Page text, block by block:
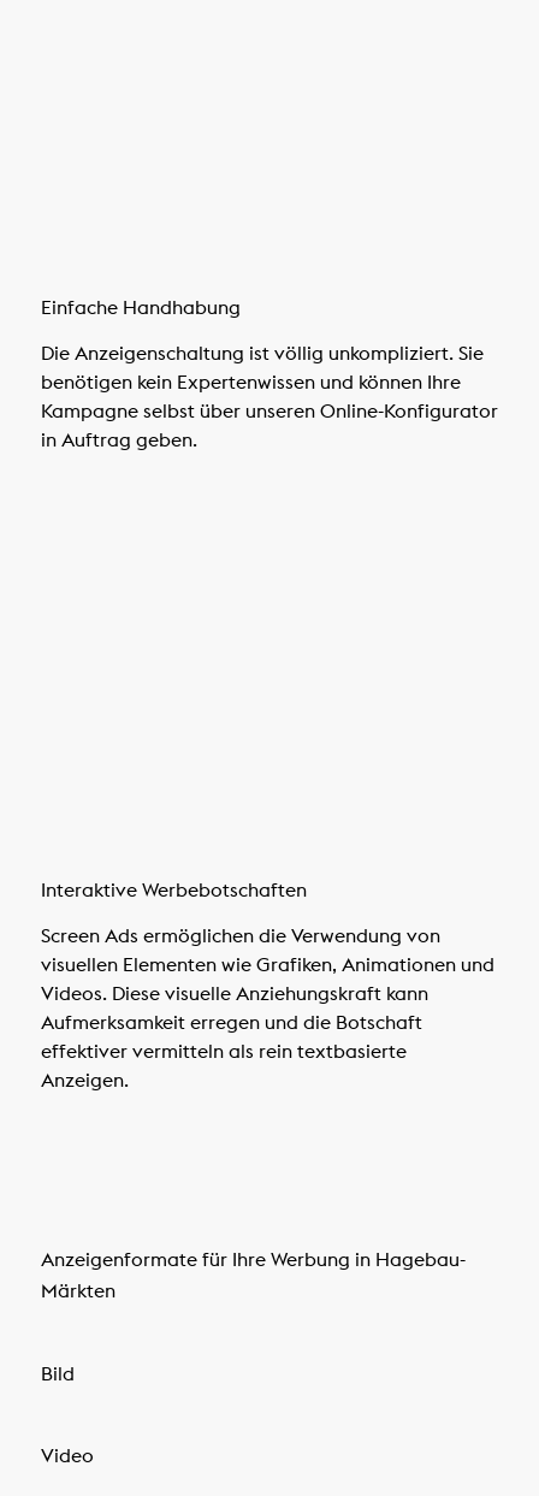
Einfache Handhabung
Die Anzeigenschaltung ist völlig unkompliziert. Sie
benötigen kein Expertenwissen und können Ihre
Kampagne selbst über unseren Online-Konfigurator
in Auftrag geben.
Interaktive Werbebotschaften
Screen Ads ermöglichen die Verwendung von
visuellen Elementen wie Grafiken, Animationen und
Videos. Diese visuelle Anziehungskraft kann
Aufmerksamkeit erregen und die Botschaft
effektiver vermitteln als rein textbasierte
Anzeigen.
Anzeigenformate für Ihre Werbung in Hagebau-
Märkten
Bild
Video